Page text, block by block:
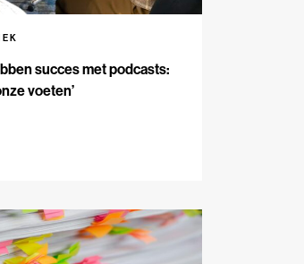
succes met podcasts:
voeten’